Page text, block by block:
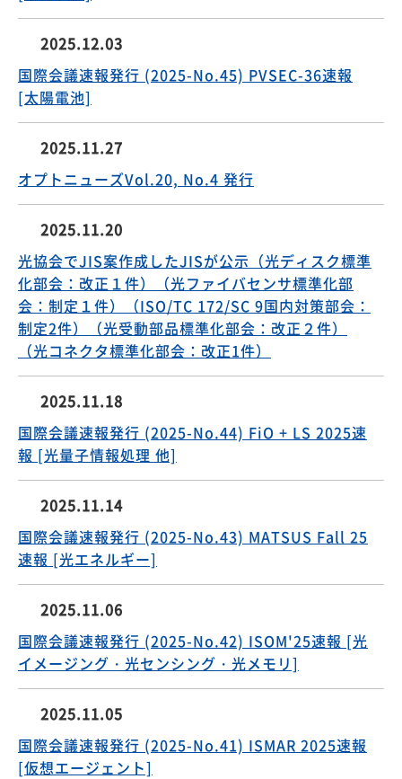
2025.12.03
国際会議速報発行 (2025-No.45) PVSEC-36速報
[太陽電池]
2025.11.27
オプトニューズVol.20, No.4 発行
2025.11.20
光協会でJIS案作成したJISが公示（光ディスク標準
化部会：改正１件）（光ファイバセンサ標準化部
会：制定１件）（ISO/TC 172/SC 9国内対策部会：
制定2件）（光受動部品標準化部会：改正２件）
（光コネクタ標準化部会：改正1件）
2025.11.18
国際会議速報発行 (2025-No.44) FiO + LS 2025速
報 [光量子情報処理 他]
2025.11.14
国際会議速報発行 (2025-No.43) MATSUS Fall 25
速報 [光エネルギー]
2025.11.06
国際会議速報発行 (2025-No.42) ISOM'25速報 [光
イメージング・光センシング・光メモリ]
2025.11.05
国際会議速報発行 (2025-No.41) ISMAR 2025速報
[仮想エージェント]